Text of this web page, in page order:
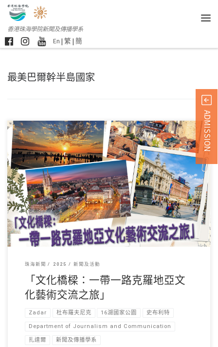
香港珠海學院新聞及傳播學系
En | 繁 | 簡
最美巴爾幹半島國家
團員招募 *活動獲「 […]
珠海新聞 2025 新聞及活動
「文化橋樑：一帶一路克羅地亞文
化藝術交流之旅」
Zadar 杜布羅夫尼克 16湖國家公園 史布利特
Department of Journalism and Communication
扎達爾 新聞及傳播學系
ADMISSION